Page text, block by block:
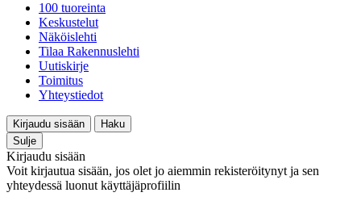
100 tuoreinta
Keskustelut
Näköislehti
Tilaa Rakennuslehti
Uutiskirje
Toimitus
Yhteystiedot
Kirjaudu sisään
Haku
Sulje
Kirjaudu sisään
Voit kirjautua sisään, jos olet jo aiemmin rekisteröitynyt ja sen
yhteydessä luonut käyttäjäprofiilin